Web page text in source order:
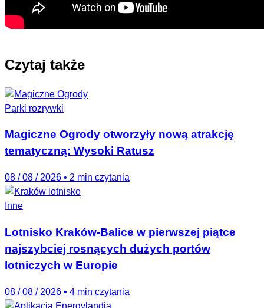
Czytaj także
Parki rozrywki
Magiczne Ogrody otworzyły nową atrakcję
tematyczną: Wysoki Ratusz
08 / 08 / 2026 • 2 min czytania
Inne
Lotnisko Kraków-Balice w pierwszej piątce
najszybciej rosnących dużych portów
lotniczych w Europie
08 / 08 / 2026 • 4 min czytania